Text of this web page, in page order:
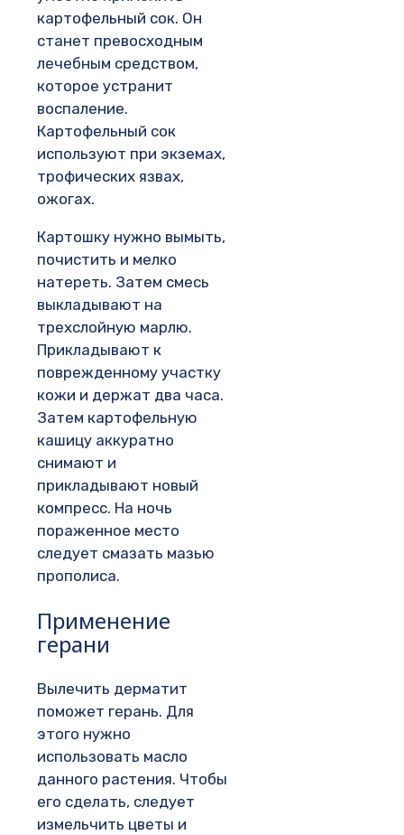
картофельный сок. Он
станет превосходным
лечебным средством,
которое устранит
воспаление.
Картофельный сок
используют при экземах,
трофических язвах,
ожогах.
Картошку нужно вымыть,
почистить и мелко
натереть. Затем смесь
выкладывают на
трехслойную марлю.
Прикладывают к
поврежденному участку
кожи и держат два часа.
Затем картофельную
кашицу аккуратно
снимают и
прикладывают новый
компресс. На ночь
пораженное место
следует смазать мазью
прополиса.
Применение
герани
Вылечить дерматит
поможет герань. Для
этого нужно
использовать масло
данного растения. Чтобы
его сделать, следует
измельчить цветы и